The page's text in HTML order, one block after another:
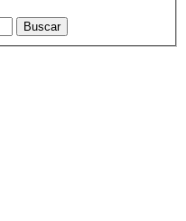
Buscar